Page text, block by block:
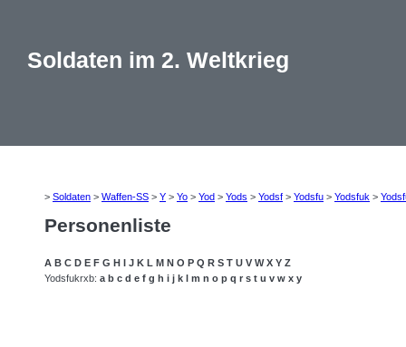
Soldaten im 2. Weltkrieg
> Soldaten > Waffen-SS > Y > Yo > Yod > Yods > Yodsf > Yodsfu > Yodsfuk >
Personenliste
A B C D E F G H I J K L M N O P Q R S T U V W X Y Z
Yodsfukrxb: a b c d e f g h i j k l m n o p q r s t u v w x y